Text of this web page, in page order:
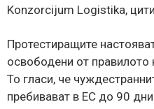
Konzorcijum Logistika,
Протестиращите
освободени от правилото
То гласи, че
пребивават в ЕС до 90